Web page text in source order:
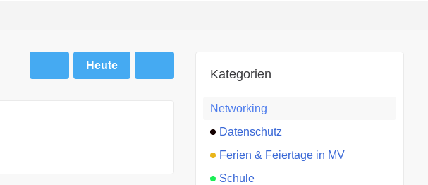
Heute
Kategorien
Networking
Datenschutz
Ferien & Feiertage in MV
Schule